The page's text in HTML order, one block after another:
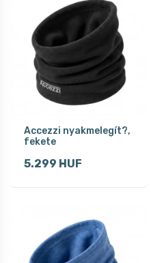
Accezzi nyakmelegít?,
fekete
5.299 HUF